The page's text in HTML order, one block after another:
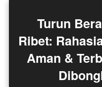
Ribet:
Aman &